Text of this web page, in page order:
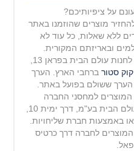
על ציפיותיכם?
מוצרים שהוזמנו באתר
ללא שאלות, כל עוד לא
ובאריזתם המקורית.
ניתן להחזיר את המוצרים לחנות עולם הבית בפראן 13,
קוק סטור ברחבי הארץ. הערך
הערך ששולם בפועל באתר.
המוצרים למחסני החברה
באמצעות דואר ישראל לעולם הבית בע"מ, דרך ימית 10,
המוצרים לחברה דרך כרטיס